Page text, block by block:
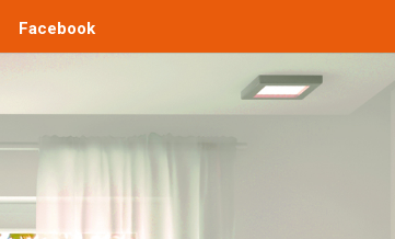
Facebook